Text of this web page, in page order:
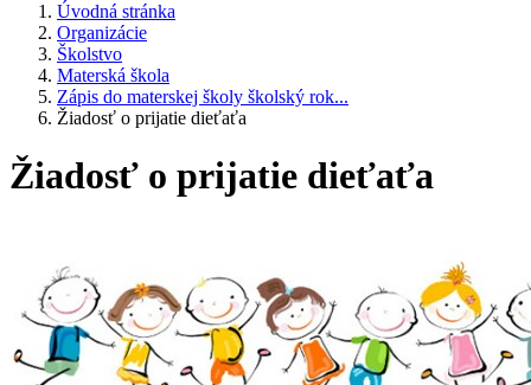
Úvodná stránka
Organizácie
Školstvo
Materská škola
Zápis do materskej školy školský rok...
Žiadosť o prijatie dieťaťa
Žiadosť o prijatie dieťaťa